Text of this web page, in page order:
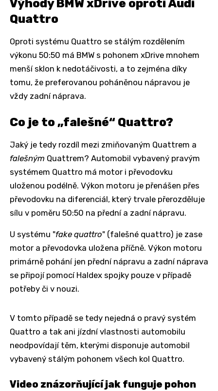
Výhody BMW xDrive oproti Audi
Quattro
Oproti systému Quattro se stálým rozdělením
výkonu 50:50 má BMW s pohonem xDrive mnohem
menší sklon k nedotáčivosti, a to zejména díky
tomu, že preferovanou poháněnou nápravou je
vždy zadní náprava.
Co je to „falešné“ Quattro?
Jaký je tedy rozdíl mezi zmiňovaným Quattrem a
falešným Quattrem? Automobil vybavený pravým
systémem Quattro má motor i převodovku
uloženou podélně. Výkon motoru je přenášen přes
převodovku na diferenciál, který trvale přerozděluje
sílu v poměru 50:50 na přední a zadní nápravu.
U systému "fake quattro" (falešné quattro) je zase
motor a převodovka uložena příčně. Výkon motoru
primárně pohání jen přední nápravu a zadní náprava
se připojí pomocí Haldex spojky pouze v případě
potřeby či v nouzi.
V tomto případě se tedy nejedná o pravý systém
Quattro a tak ani jízdní vlastnosti automobilu
neodpovídají těm, kterými disponuje automobil
vybavený stálým pohonem všech kol Quattro.
Video znázorňující jak funguje pohon